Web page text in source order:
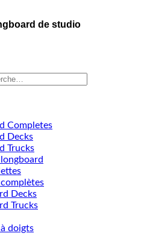
de studio
Completes
Decks
Trucks
longboard
Decks
Trucks
doigts